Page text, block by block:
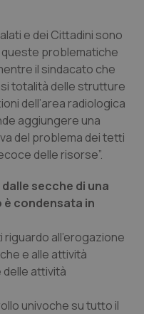
e dei Cittadini sono
problematiche
il sindacato che
totalità delle strutture
dell’area radiologica
aggiungere una
del problema dei tetti
delle risorse”.
secche di una
condensata in
all’erogazione
e alle attività
attività
univoche su tutto il